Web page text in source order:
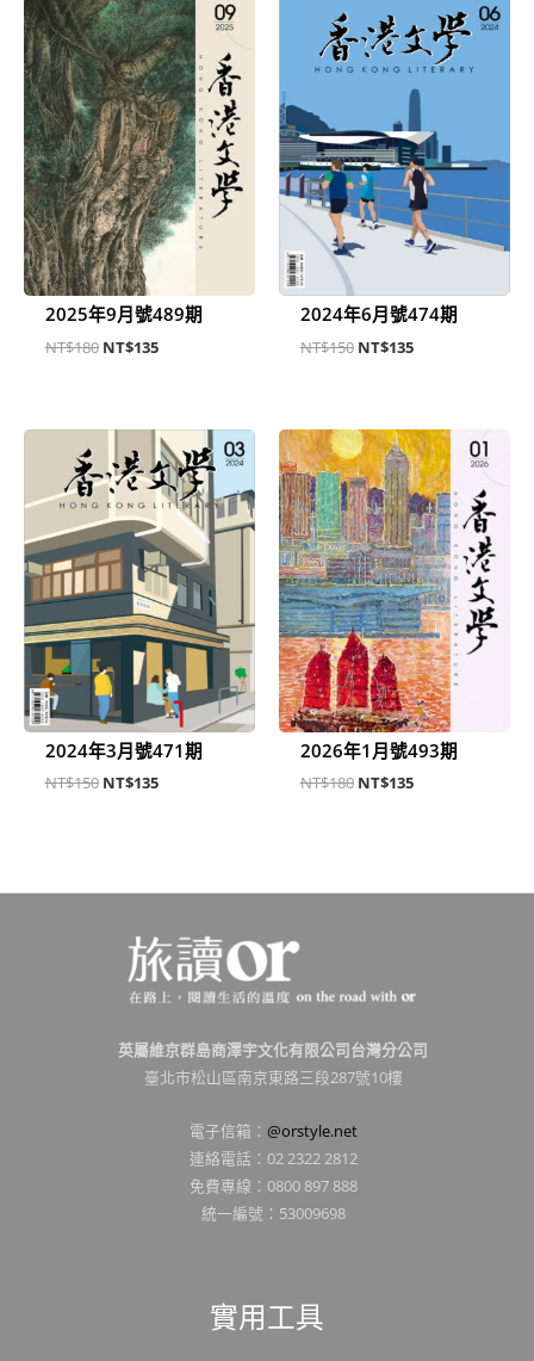
2025年9月號489期
NT$180
始
價
格：
NT$180。
NT$135
前
價
格：
NT$135。
2024年6月號474期
NT$150
始
價
格：
NT$135
前
價
格：
2024年3月號471期
NT$150
原
始
價
格：
NT$150。
NT$135
目
前
價
格：
NT$135。
2026年1月號493期
NT$180
原
始
價
格：
NT$180。
NT$135
目
前
價
格：
NT$135。
英屬維京群島商澤宇文化有限公司台灣分公司
臺北市松山區南京東路三段287號10樓
電子信箱： @orstyle.net
連絡電話：02 2322 2812
免費專線：0800 897 888
統一編號：53009698
實用工具